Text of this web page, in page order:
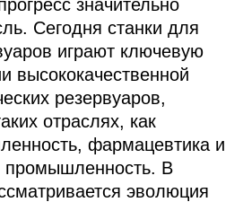
значительно
Сегодня станки для
играют ключевую
высококачественной
резервуаров,
отраслях, как
фармацевтика и
В
эволюция